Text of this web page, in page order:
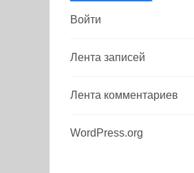
Войти
Лента записей
Лента комментариев
WordPress.org